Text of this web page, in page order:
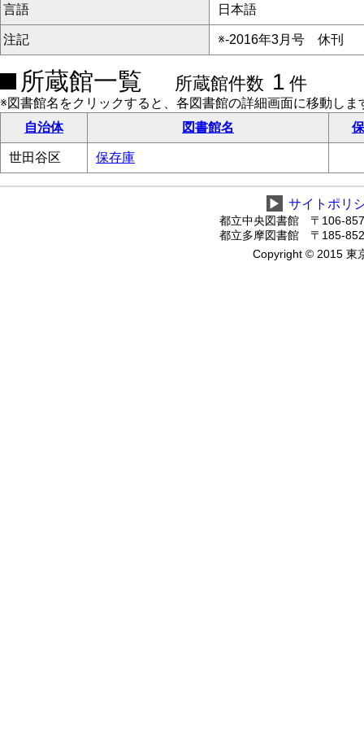
言語 日本語
注記 ※-2016年3月号 休刊
所蔵館一覧 所蔵館件数 1 件
※図書館名をクリックすると、各図書館の詳細画面に移動しま
自治体
図書館名
世田谷区 保存庫
▶ サイトポリ
都立中央図書館 〒106-
都立多摩図書館 〒185-
Copyright © 2015 東